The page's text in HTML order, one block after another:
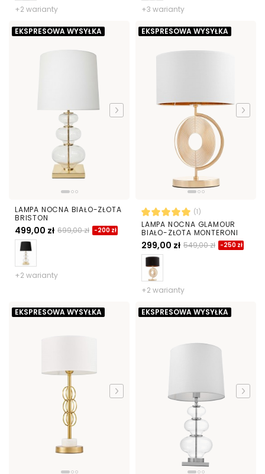
+2 warianty +3 warianty
EKSPRESOWA WYSYŁKA
LAMPA NOCNA BIAŁO-ZŁOTA
BRISTON
499,00 zł 699,00 zł -200 zł
+2 warianty
EKSPRESOWA WYSYŁKA
(1)
LAMPA NOCNA GLAMOUR
BIAŁO-ZŁOTA MONTERONI
299,00 zł 549,00 zł -250 zł
+2 warianty
EKSPRESOWA WYSYŁKA EKSPRESOWA WYSYŁKA